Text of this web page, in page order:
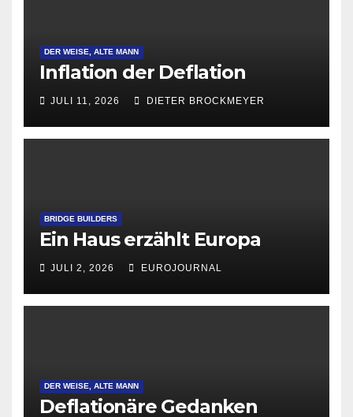
DER WEISE, ALTE MANN
Inflation der Deflation
JULI 11, 2026 DIETER BROCKMEYER
BRIDGE BUILDERS
Ein Haus erzählt Europa
JULI 2, 2026 EUROJOURNAL
DER WEISE, ALTE MANN
Deflationäre Gedanken